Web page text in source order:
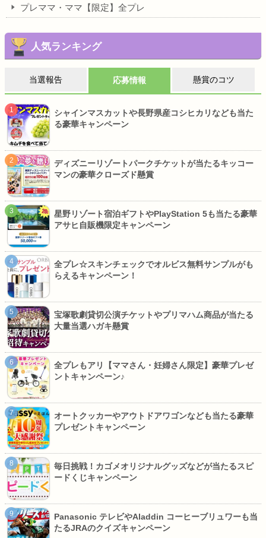
プレママ・ママ【限定】全プレ
人気ランキング
当選報告 応募情報 懸賞のコツ
シャインマスカットや長野県産コシヒカリなども当た
る豪華キャンペーン
ディズニーリゾートパークチケットが当たるキッコー
マンの豪華クローズド懸賞
星野リゾート宿泊ギフトやPlayStation 5も当たる豪華
アサヒ自販機限定キャンペーン
全プレ☆スキンチェックでオルビス無料サンプルがも
らえるキャンペーン！
宝塚歌劇貸切公演チケットやプリマハム商品が当たる
大量当選ハガキ懸賞
全プレもアリ【ママさん・妊婦さん限定】豪華プレゼ
ントキャンペーン♪
オートクッカーやアウトドアワゴンなども当たる豪華
プレゼントキャンペーン
毎日挑戦！カゴメオリジナルグッズなどが当たるスピ
ードくじキャンペーン
Panasonic テレビやAladdin コーヒーブリュワーも当
たるJRAのクイズキャンペーン